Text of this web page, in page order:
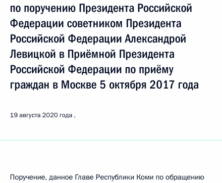
по поручению Президента Российской
Федерации советником Президента
Российской Федерации Александрой
Левицкой в Приёмной Президента
Российской Федерации по приёму
граждан в Москве 5 октября 2017 года
19 августа 2020 года
Поручение, данное Главе Республики Коми по обращению